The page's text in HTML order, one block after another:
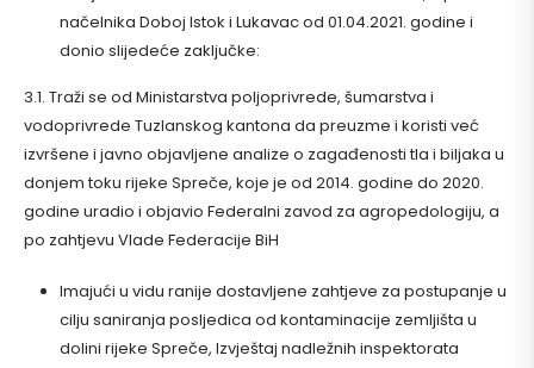
načelnika Doboj Istok i Lukavac od 01.04.2021. godine i
donio slijedeće zaključke:
3.1. Traži se od Ministarstva poljoprivrede, šumarstva i
vodoprivrede Tuzlanskog kantona da preuzme i koristi već
izvršene i javno objavljene analize o zagađenosti tla i biljaka u
donjem toku rijeke Spreče, koje je od 2014. godine do 2020.
godine uradio i objavio Federalni zavod za agropedologiju, a
po zahtjevu Vlade Federacije BiH
Imajući u vidu ranije dostavljene zahtjeve za postupanje u
cilju saniranja posljedica od kontaminacije zemljišta u
dolini rijeke Spreče, Izvještaj nadležnih inspektorata